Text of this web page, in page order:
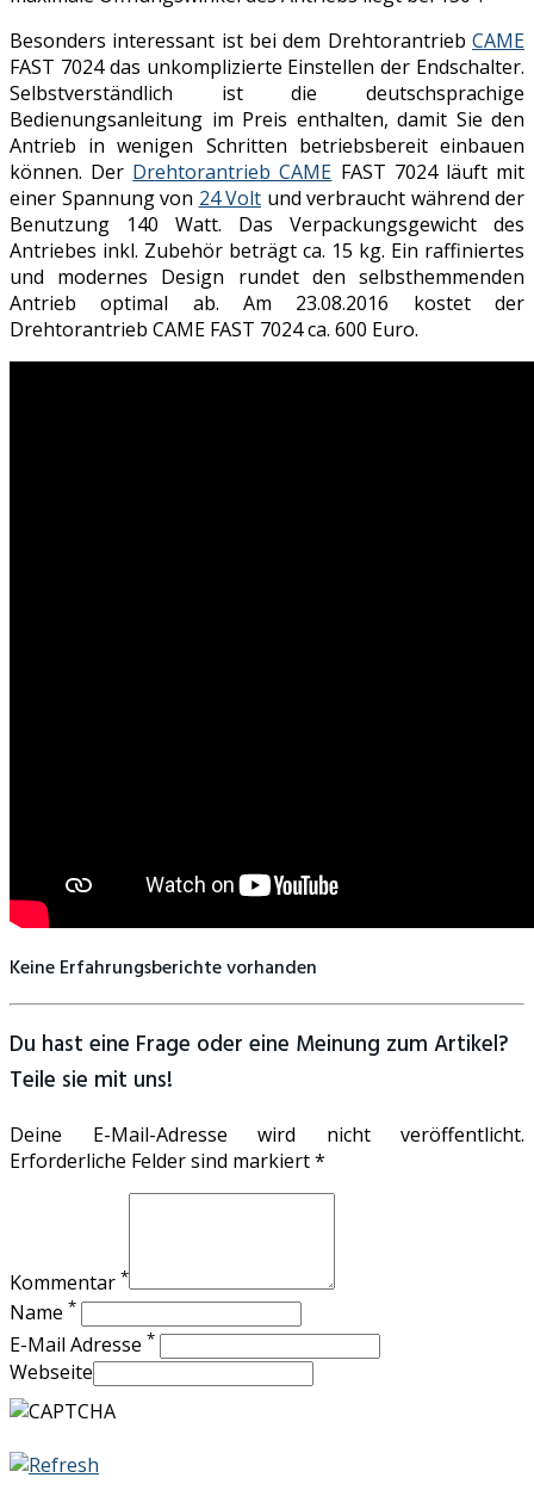
Besonders interessant ist bei dem Drehtorantrieb CAME
FAST 7024 das unkomplizierte Einstellen der Endschalter.
Selbstverständlich ist die deutschsprachige
Bedienungsanleitung im Preis enthalten, damit Sie den
Antrieb in wenigen Schritten betriebsbereit einbauen
können. Der Drehtorantrieb CAME FAST 7024 läuft mit
einer Spannung von 24 Volt und verbraucht während der
Benutzung 140 Watt. Das Verpackungsgewicht des
Antriebes inkl. Zubehör beträgt ca. 15 kg. Ein raffiniertes
und modernes Design rundet den selbsthemmenden
Antrieb optimal ab. Am 23.08.2016 kostet der
Drehtorantrieb CAME FAST 7024 ca. 600 Euro.
Keine Erfahrungsberichte vorhanden
Du hast eine Frage oder eine Meinung zum Artikel?
Teile sie mit uns!
Deine E-Mail-Adresse wird nicht veröffentlicht.
Erforderliche Felder sind markiert *
Kommentar *
Name *
E-Mail Adresse *
Webseite